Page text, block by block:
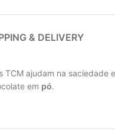
& DELIVERY
ajudam na saciedade
em pó.